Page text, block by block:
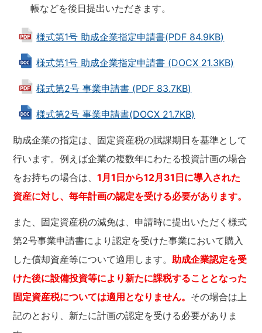
帳などを後日提出いただきます。
様式第1号 助成企業指定申請書(PDF 84.9KB)
様式第1号 助成企業指定申請書 (DOCX 21.3KB)
様式第2号 事業申請書 (PDF 83.7KB)
様式第2号 事業申請書(DOCX 21.7KB)
助成企業の指定は、固定資産税の賦課期日を基準として
行います。例えば企業の複数年にわたる投資計画の場合
をお持ちの場合は、1月1日から12月31日に導入された
資産に対し、毎年計画の認定を受ける必要があります。
また、固定資産税の減免は、申請時に提出いただく様式
第2号事業申請書により認定を受けた事業において購入
した償却資産等について適用します。助成企業認定を受
けた後に設備投資等により新たに課税することとなった
固定資産税については適用となりません。 その場合は上
記のとおり、新たに計画の認定を受ける必要がありま